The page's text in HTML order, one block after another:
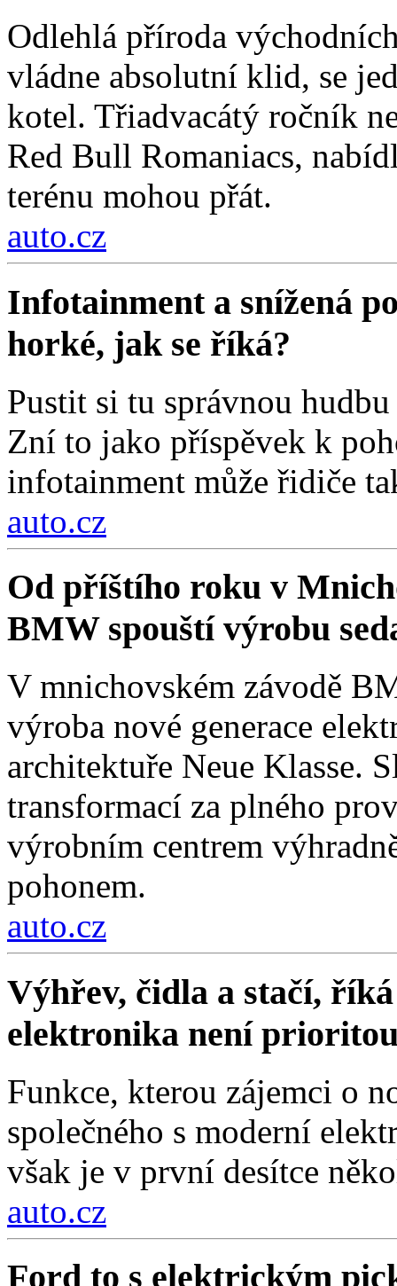
Odlehlá příroda
vládne absolutní klid, se
kotel. Třiadvacátý ročník
Red Bull Romaniacs,
terénu mohou přát.
auto.cz
Infotainment a snížená
horké, jak se říká?
Pustit si tu správnou
Zní to jako příspěvek k
infotainment může řidiče
auto.cz
Od příštího roku v
BMW spouští výrobu
V mnichovském závodě
výroba nové generace
architektuře Neue Klasse.
transformací za plného
výrobním centrem
pohonem.
auto.cz
Výhřev, čidla a stačí,
elektronika není
Funkce, kterou zájemci o
společného s moderní
však je v první desítce
auto.cz
Ford to s elektrickým